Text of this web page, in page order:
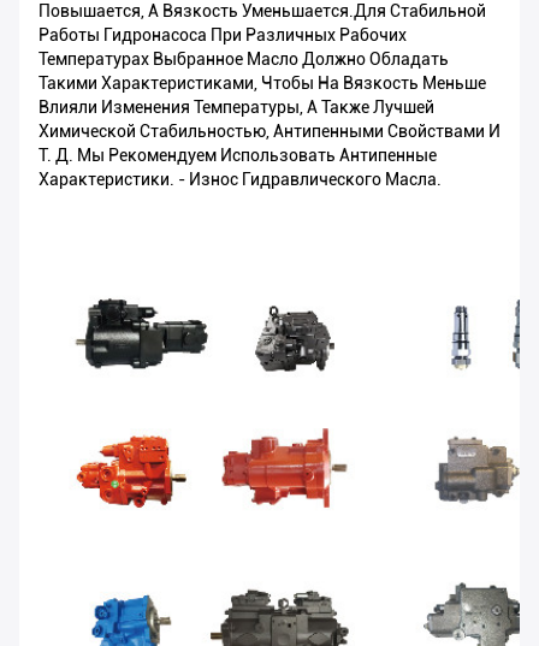
Повышается, А Вязкость Уменьшается.Для Стабильной
Работы Гидронасоса При Различных Рабочих
Температурах Выбранное Масло Должно Обладать
Такими Характеристиками, Чтобы На Вязкость Меньше
Влияли Изменения Температуры, А Также Лучшей
Химической Стабильностью, Антипенными Свойствами И
Т. Д. Мы Рекомендуем Использовать Антипенные
Характеристики. - Износ Гидравлического Масла.